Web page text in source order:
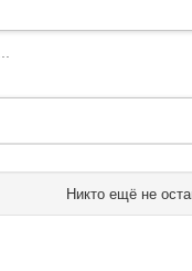
Никто ещё не